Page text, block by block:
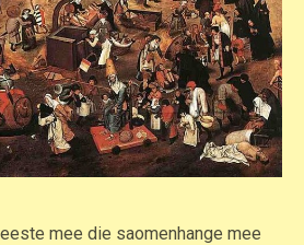
mee die saomenhange mee